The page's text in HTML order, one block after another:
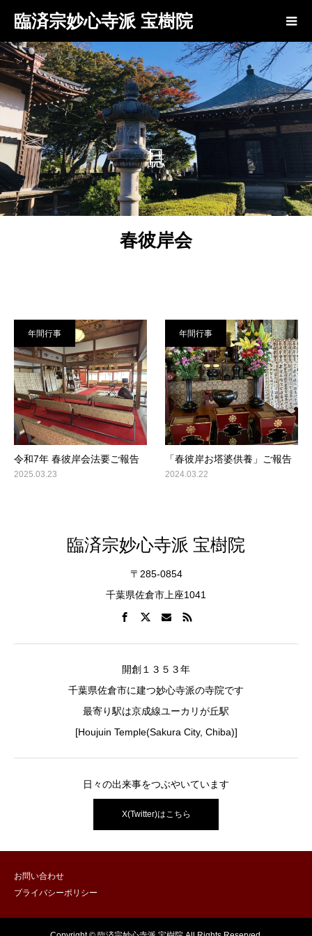
臨済宗妙心寺派 宝樹院
春彼岸会
年間行事
令和7年 春彼岸会法要ご報告
2025.03.23
年間行事
「春彼岸お塔婆供養」ご報告
2024.03.22
臨済宗妙心寺派 宝樹院
〒285-0854
千葉県佐倉市上座1041
開創１３５３年
千葉県佐倉市に建つ妙心寺派の寺院です
最寄り駅は京成線ユーカリが丘駅
[Houjuin Temple(Sakura City, Chiba)]
日々の出来事をつぶやいています
X(Twitter)はこちら
お問い合わせ
プライバシーポリシー